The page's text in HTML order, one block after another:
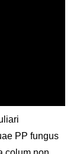
PP fungus